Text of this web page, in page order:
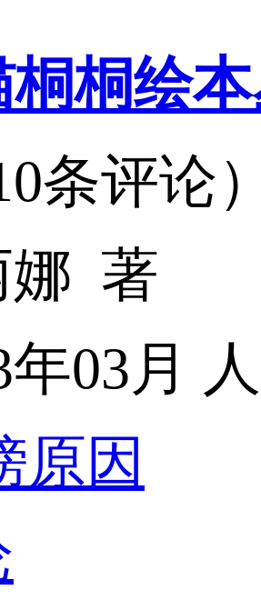
桐桐绘
条评论
娜 著
年03月
原因